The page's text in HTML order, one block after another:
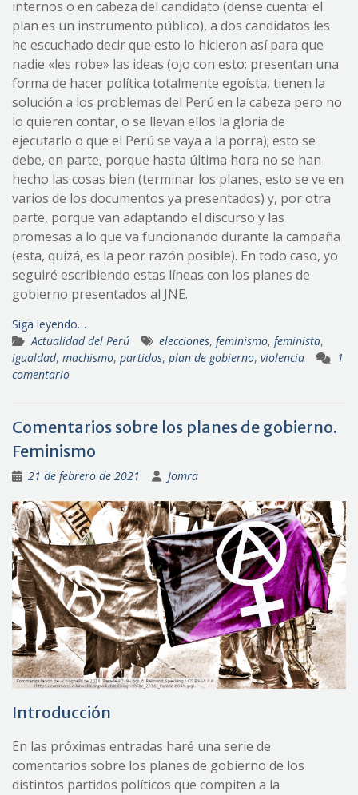
internos o en cabeza del candidato (dense cuenta: el
plan es un instrumento público), a dos candidatos les
he escuchado decir que esto lo hicieron así para que
nadie «les robe» las ideas (ojo con esto: presentan una
forma de hacer política totalmente egoísta, tienen la
solución a los problemas del Perú en la cabeza pero no
lo quieren contar, o se llevan ellos la gloria de
ejecutarlo o que el Perú se vaya a la porra); esto se
debe, en parte, porque hasta última hora no se han
hecho las cosas bien (terminar los planes, esto se ve en
varios de los documentos ya presentados) y, por otra
parte, porque van adaptando el discurso y las
promesas a lo que va funcionando durante la campaña
(esta, quizá, es la peor razón posible). En todo caso, yo
seguiré escribiendo estas líneas con los planes de
gobierno presentados al JNE.
Siga leyendo…
Actualidad del Perú
elecciones, feminismo, feminista,
igualdad, machismo, partidos, plan de gobierno, violencia
1
comentario
Comentarios sobre los planes de gobierno.
Feminismo
21 de febrero de 2021 Jomra
Introducción
En las próximas entradas haré una serie de
comentarios sobre los planes de gobierno de los
distintos partidos políticos que compiten a la